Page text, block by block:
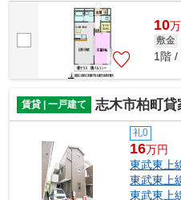
10万
敷金
1階 /
賃貸 | 一戸建て 志木市柏町貸
礼0
16万円
東武東上
東武東上
東武東上